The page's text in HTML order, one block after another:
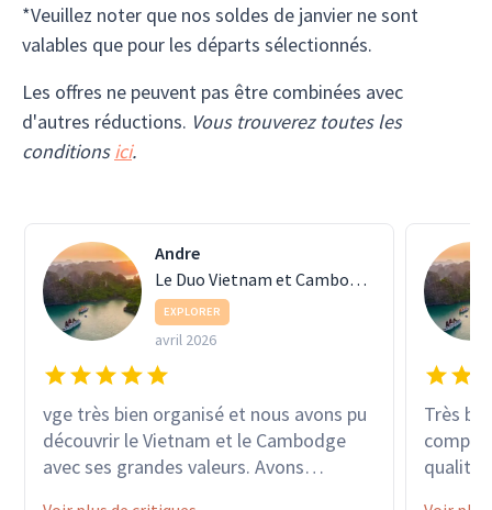
*Veuillez noter que nos soldes de janvier ne sont
valables que pour les départs sélectionnés.
Les offres ne peuvent pas être combinées avec
d'autres réductions. Vous trouverez toutes les
conditionsici.
Andre
Le Duo Vietnam et Cambodge
EXPLORER
avril 2026
vge très bien organisé et nous avons pu
découvrir le Vietnam et le Cambodge
avec ses grandes valeurs. Avons
Très
qualité